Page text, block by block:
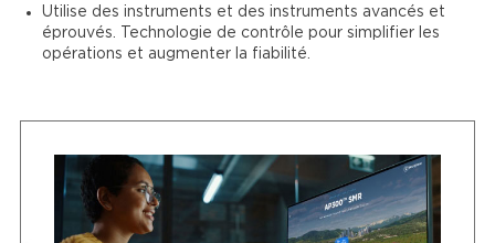
Utilise des instruments et des instruments avancés et
éprouvés. Technologie de contrôle pour simplifier les
opérations et augmenter la fiabilité.